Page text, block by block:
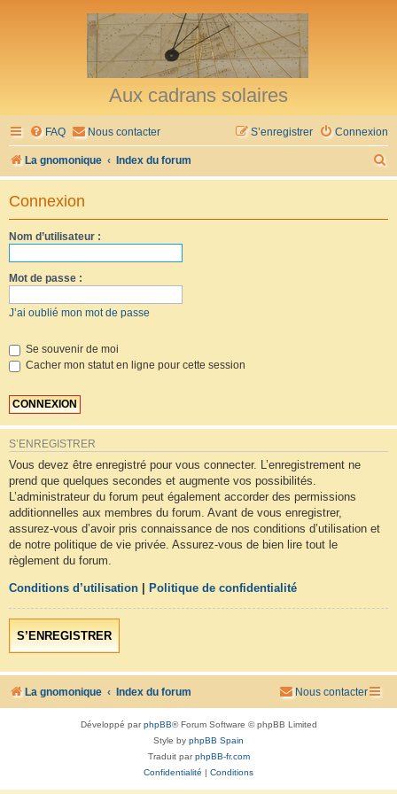
Aux cadrans solaires
FAQ Nous contacter Connexion
S’enregistrer
La gnomonique Index du forum
e
Connexion
Nom d’utilisateur :
Mot de passe :
J’ai oublié mon mot de passe
Se souvenir de moi
Cacher mon statut en ligne pour cette session
S’ENREGISTRER
Vous devez être enregistré pour vous connecter. L’enregistrement ne
prend que quelques secondes et augmente vos possibilités.
L’administrateur du forum peut également accorder des permissions
additionnelles aux membres du forum. Avant de vous enregistrer,
assurez-vous d’avoir pris connaissance de nos conditions d’utilisation et
de notre politique de vie privée. Assurez-vous de bien lire tout le
règlement du forum.
Conditions d’utilisation Politique de confidentialité
S’ENREGISTRER
La gnomonique Index du forum Nous contacter
Développé parphpBB® Forum Software © phpBB Limited
Style by phpBB Spain
Traduit parphpBB-fr.com
Confidentialité
Conditions